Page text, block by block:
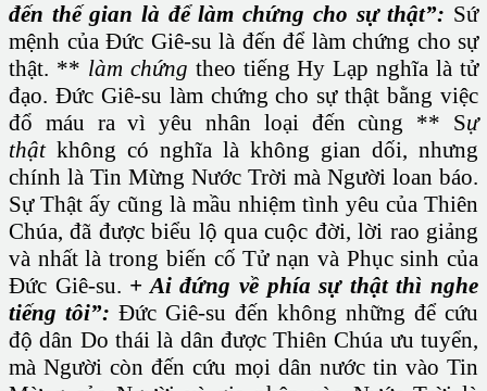
đến thế gian là để làm chứng cho sự thật”: Sứ
mệnh của Đức Giê-su là đến để làm chứng cho sự
thật. ** làm chứng theo tiếng Hy Lạp nghĩa là tử
đạo. Đức Giê-su làm chứng cho sự thật bằng việc
đổ máu ra vì yêu nhân loại đến cùng ** Sự
thật không có nghĩa là không gian dối, nhưng
chính là Tin Mừng Nước Trời mà Người loan báo.
Sự Thật ấy cũng là mầu nhiệm tình yêu của Thiên
Chúa, đã được biểu lộ qua cuộc đời, lời rao giảng
và nhất là trong biến cố Tử nạn và Phục sinh của
Đức Giê-su. + Ai đứng về phía sự thật thì nghe
tiếng tôi”: Đức Giê-su đến không những để cứu
độ dân Do thái là dân được Thiên Chúa ưu tuyển,
mà Người còn đến cứu mọi dân nước tin vào Tin